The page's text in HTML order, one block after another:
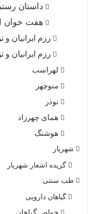
داستان
هفت خوان
رزم ایرانیان و
رزم ایرانیان و
لهراسب
منوچهر
نوذر
هماى چهرزاد
هوشنگ
شهریار
گزیده اشعار شهریار
طب سنتی
گیاهان دارویی